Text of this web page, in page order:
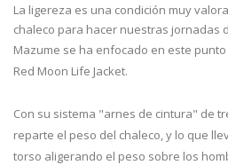
La ligereza es una condición muy
chaleco para hacer nuestras jornadas
Mazume se ha enfocado en este
Red Moon Life Jacket.
Con su sistema "arnes de cintura" de
reparte el peso del chaleco, y lo que
torso aligerando el peso sobre los